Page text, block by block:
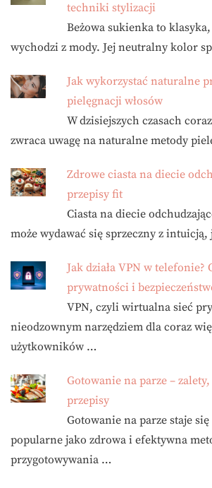
techniki stylizacji
Beżowa sukienka to
wychodzi z mody. Jej neutralny kolor
Jak wykorzystać naturalne
pielęgnacji włosów
W dzisiejszych czasach
zwraca uwagę na naturalne metody
Zdrowe ciasta na diecie
przepisy fit
Ciasta na diecie
może wydawać się sprzeczny z
Jak działa VPN w telefonie?
prywatności i
VPN, czyli wirtualna sieć
nieodzownym narzędziem dla coraz
użytkowników …
Gotowanie na parze –
przepisy
Gotowanie na parze staje
popularne jako zdrowa i efektywna
przygotowywania …